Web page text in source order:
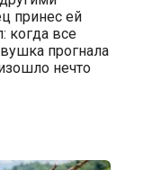
принес ей
когда все
прогнала
нечто